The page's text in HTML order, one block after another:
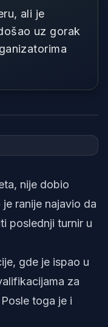
ali je
uz gorak
nije dobio
ranije najavio da
poslednji turnir u
gde je ispao u
za
toga je i